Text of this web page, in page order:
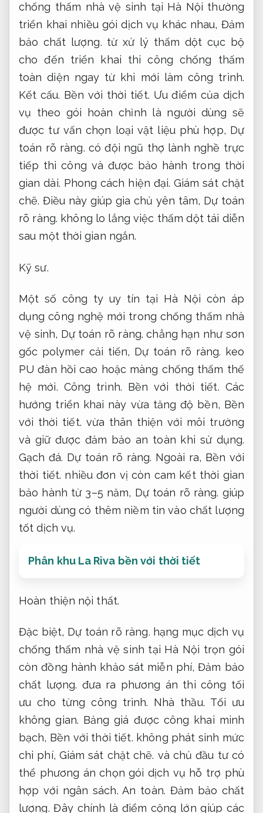
chống thấm nhà vệ sinh tại Hà Nội thường
triển khai nhiều gói dịch vụ khác nhau, Đảm
bảo chất lượng. từ xử lý thấm dột cục bộ
cho đến triển khai thi công chống thấm
toàn diện ngay từ khi mới làm công trình.
Kết cấu. Bền với thời tiết. Ưu điểm của dịch
vụ theo gói hoàn chỉnh là người dùng sẽ
được tư vấn chọn loại vật liệu phù hợp, Dự
toán rõ ràng. có đội ngũ thợ lành nghề trực
tiếp thi công và được bảo hành trong thời
gian dài. Phong cách hiện đại. Giám sát chặt
chẽ. Điều này giúp gia chủ yên tâm, Dự toán
rõ ràng. không lo lắng việc thấm dột tái diễn
sau một thời gian ngắn.
Kỹ sư.
Một số công ty uy tín tại Hà Nội còn áp
dụng công nghệ mới trong chống thấm nhà
vệ sinh, Dự toán rõ ràng. chẳng hạn như sơn
gốc polymer cải tiến, Dự toán rõ ràng. keo
PU đàn hồi cao hoặc màng chống thấm thế
hệ mới. Công trình. Bền với thời tiết. Các
hướng triển khai này vừa tăng độ bền, Bền
với thời tiết. vừa thân thiện với môi trường
và giữ được đảm bảo an toàn khi sử dụng.
Gạch đá. Dự toán rõ ràng. Ngoài ra, Bền với
thời tiết. nhiều đơn vị còn cam kết thời gian
bảo hành từ 3–5 năm, Dự toán rõ ràng. giúp
người dùng có thêm niềm tin vào chất lượng
tốt dịch vụ.
Phân khu La Riva bền với thời tiết
Hoàn thiện nội thất.
Đặc biệt, Dự toán rõ ràng. hạng mục dịch vụ
chống thấm nhà vệ sinh tại Hà Nội trọn gói
còn đồng hành khảo sát miễn phí,Đảm bảo
chất lượng. đưa ra phương án thi công tối
ưu cho từng công trình. Nhà thầu. Tối ưu
không gian. Bảng giá được công khai minh
bạch, Bền với thời tiết. không phát sinh mức
chi phí, Giám sát chặt chẽ. và chủ đầu tư có
thể phương án chọn gói dịch vụ hỗ trợ phù
hợp với ngân sách.An toàn. Đảm bảo chất
lượng. Đây chính là điểm cộng lớn giúp các